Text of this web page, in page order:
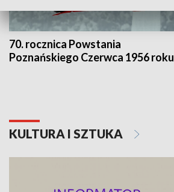
70. rocznica Powstania
Poznańskiego Czerwca 1956 roku
KULTURA I SZTUKA